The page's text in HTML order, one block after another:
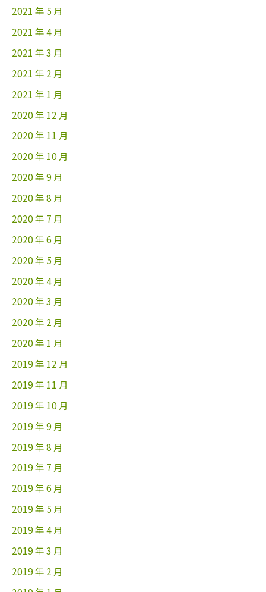
2021 年 5 月
2021 年 4 月
2021 年 3 月
2021 年 2 月
2021 年 1 月
2020 年 12 月
2020 年 11 月
2020 年 10 月
2020 年 9 月
2020 年 8 月
2020 年 7 月
2020 年 6 月
2020 年 5 月
2020 年 4 月
2020 年 3 月
2020 年 2 月
2020 年 1 月
2019 年 12 月
2019 年 11 月
2019 年 10 月
2019 年 9 月
2019 年 8 月
2019 年 7 月
2019 年 6 月
2019 年 5 月
2019 年 4 月
2019 年 3 月
2019 年 2 月